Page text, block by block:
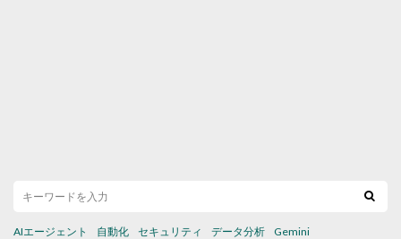
AIエージェント 自動化 セキュリティ データ分析 Gemini